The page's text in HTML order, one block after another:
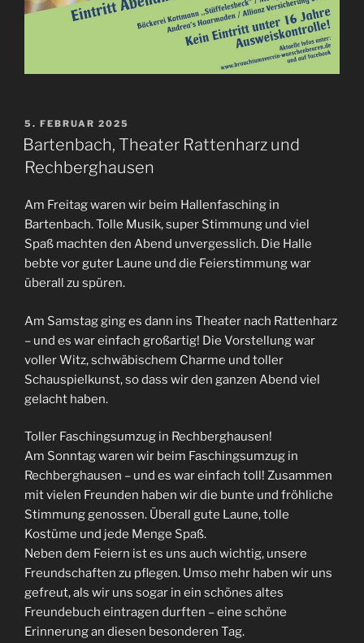
VERÖFFENTLICHT
AM
5. FEBRUAR 2025
Bartenbach, Theater Rattenharz und
Rechberghausen
Am Freitag waren wir beim Hallenfasching in
Bartenbach. Tolle Musik, super Stimmung und viel
Spaß machten den Abend unvergesslich. Die Halle
bebte vor guter Laune und die Feierstimmung war
überall zu spüren.
Am Samstag ging es dann ins Theater nach Rattenharz
– und es war einfach großartig! Die Vorstellung war
voller Witz, schwäbischem Charme und toller
Schauspielkunst, so dass wir den ganzen Abend viel
gelacht haben.
Toller Faschingsumzug in Rechberghausen!
Am Sonntag waren wir beim Faschingsumzug in
Rechberghausen – und es war einfach toll! Zusammen
mit vielen Freunden haben wir die bunte und fröhliche
Stimmung genossen. Überall gute Laune, tolle
Kostüme und jede Menge Spaß.
Neben dem Feiern ist es uns auch wichtig, unsere
Freundschaften zu pflegen. Umso mehr haben wir uns
gefreut, als wir uns sogar in ein schönes altes
Freundebuch eintragen durften – eine schöne
Erinnerung an diesen besonderen Tag.